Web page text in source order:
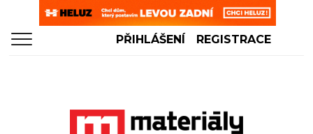
PŘIHLÁŠENÍ REGISTRACE